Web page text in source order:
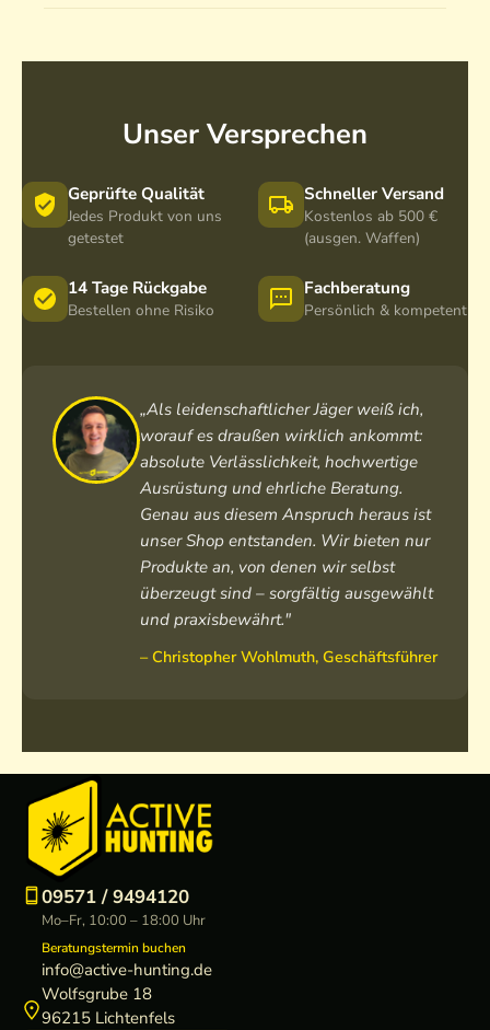
c
m
H
t
C
a
C
o
m
Unser Versprechen
Geprüfte Qualität
Jedes Produkt von uns
getestet
Schneller Versand
Kostenlos ab 500 €
(ausgen. Waffen)
14 Tage Rückgabe
Bestellen ohne Risiko
Fachberatung
Persönlich & kompetent
„Als leidenschaftlicher Jäger weiß ich,
worauf es draußen wirklich ankommt:
absolute Verlässlichkeit, hochwertige
Ausrüstung und ehrliche Beratung.
Genau aus diesem Anspruch heraus ist
unser Shop entstanden. Wir bieten nur
Produkte an, von denen wir selbst
überzeugt sind – sorgfältig ausgewählt
und praxisbewährt."
– Christopher Wohlmuth, Geschäftsführer
09571 / 9494120
Mo–Fr, 10:00 – 18:00 Uhr
Beratungstermin buchen
info@active-hunting.de
Wolfsgrube 18
96215 Lichtenfels